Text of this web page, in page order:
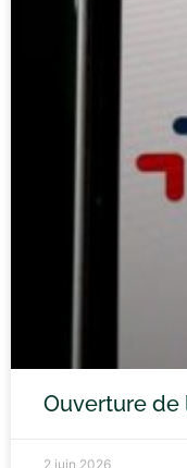
Ouverture de
2 juin 2026